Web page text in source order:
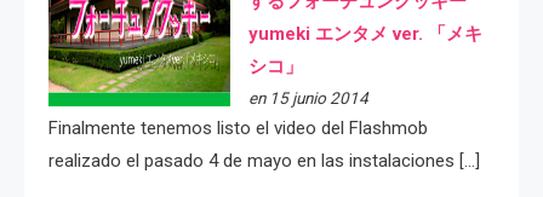
yumeki エンタメ ver. 「メキ
シコ」
en 15 junio 2014
Finalmente tenemos listo el video del Flashmob
realizado el pasado 4 de mayo en las instalaciones […]